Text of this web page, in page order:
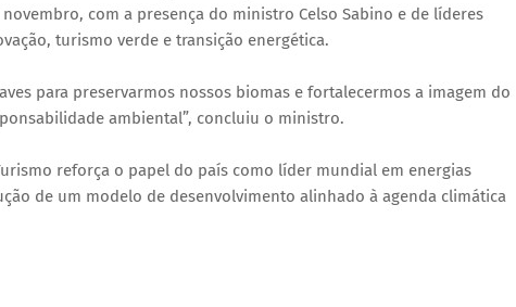
com a presença do ministro Celso Sabino e de líderes
turismo verde e transição energética.
para preservarmos nossos biomas e fortalecermos a imagem do
ambiental”, concluiu o ministro.
reforça o papel do país como líder mundial em energias
de um modelo de desenvolvimento alinhado à agenda climática